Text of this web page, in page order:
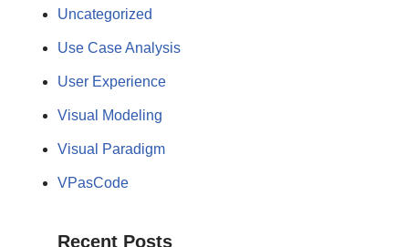
Uncategorized
Use Case Analysis
User Experience
Visual Modeling
Visual Paradigm
VPasCode
Recent Posts